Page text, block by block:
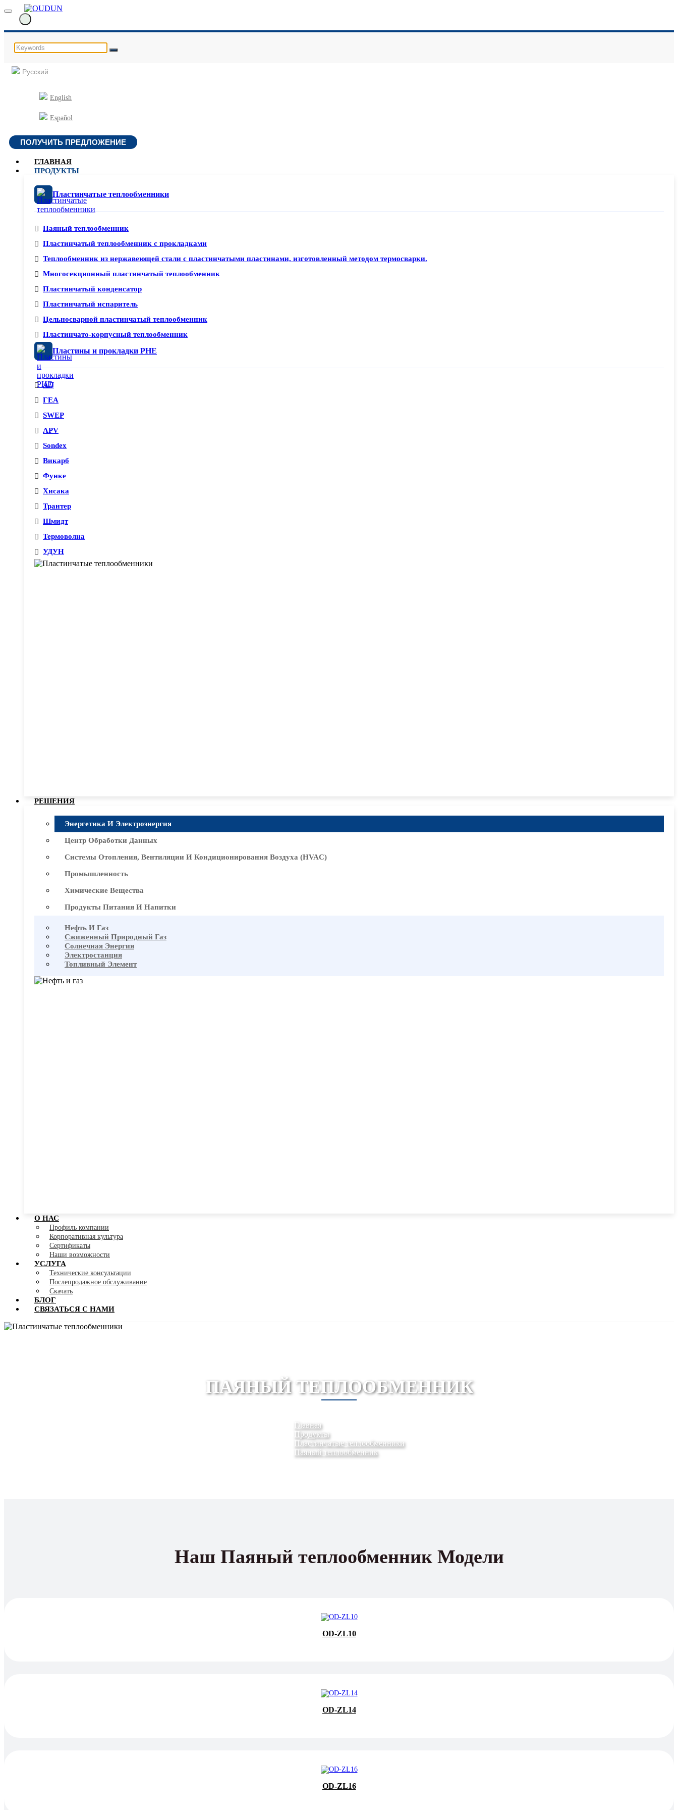
Русский
English
Español
ПОЛУЧИТЬ ПРЕДЛОЖЕНИЕ
ГЛАВНАЯ
ПРОДУКТЫ
Пластинчатые теплообменники
Паяный теплообменник
Пластинчатый теплообменник с прокладками
Теплообменник из нержавеющей стали с пластинчатыми пластинами, изготовленный методом термосварки.
Многосекционный пластинчатый теплообменник
Пластинчатый конденсатор
Пластинчатый испаритель
Цельносварной пластинчатый теплообменник
Пластинчато-корпусный теплообменник
Пластины и прокладки PHE
АЛ
ГЕА
SWEP
APV
Sondex
Викарб
Функе
Хисака
Трантер
Шмидт
Термоволна
УДУН
РЕШЕНИЯ
Энергетика И Электроэнергия
Центр Обработки Данных
Системы Отопления, Вентиляции И Кондиционирования Воздуха (HVAC)
Промышленность
Химические Вещества
Продукты Питания И Напитки
Нефть И Газ
Сжиженный Природный Газ
Солнечная Энергия
Электростанция
Топливный Элемент
О НАС
Профиль компании
Корпоративная культура
Сертификаты
Наши возможности
УСЛУГА
Технические консультации
Послепродажное обслуживание
Скачать
БЛОГ
СВЯЗАТЬСЯ С НАМИ
ПАЯНЫЙ ТЕПЛООБМЕННИК
Главная
Продукты
Пластинчатые теплообменники
Паяный теплообменник
Наш Паяный теплообменник Модели
OD-ZL10
OD-ZL14
OD-ZL16